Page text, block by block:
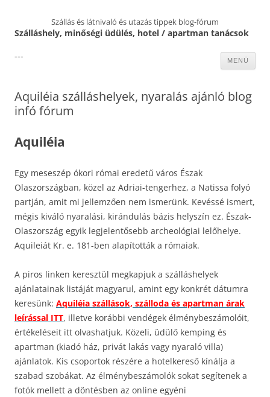
Szállás és látnivaló és utazás tippek blog-fórum
Szálláshely, minőségi üdülés, hotel / apartman tanácsok
MENÜ
---
Aquiléia szálláshelyek, nyaralás ajánló blog
infó fórum
Aquiléia
Egy meseszép ókori római eredetű város Észak
Olaszországban, közel az Adriai-tengerhez, a Natissa folyó
partján, amit mi jellemzően nem ismerünk. Kevéssé ismert,
mégis kiváló nyaralási, kirándulás bázis helyszín ez. Észak-
Olaszország egyik legjelentősebb archeológiai lelőhelye.
Aquileiát Kr. e. 181-ben alapították a rómaiak.
A piros linken keresztül megkapjuk a szálláshelyek
ajánlatainak listáját magyarul, amint egy konkrét dátumra
keresünk: Aquiléia szállások, szálloda és apartman árak
leírással ITT, illetve korábbi vendégek élménybeszámolóit,
értékeléseit itt olvashatjuk. Közeli, üdülő kemping és
apartman (kiadó ház, privát lakás vagy nyaraló villa)
ajánlatok. Kis csoportok részére a hotelkereső kínálja a
szabad szobákat. Az élménybeszámolók sokat segítenek a
fotók mellett a döntésben az online egyéni